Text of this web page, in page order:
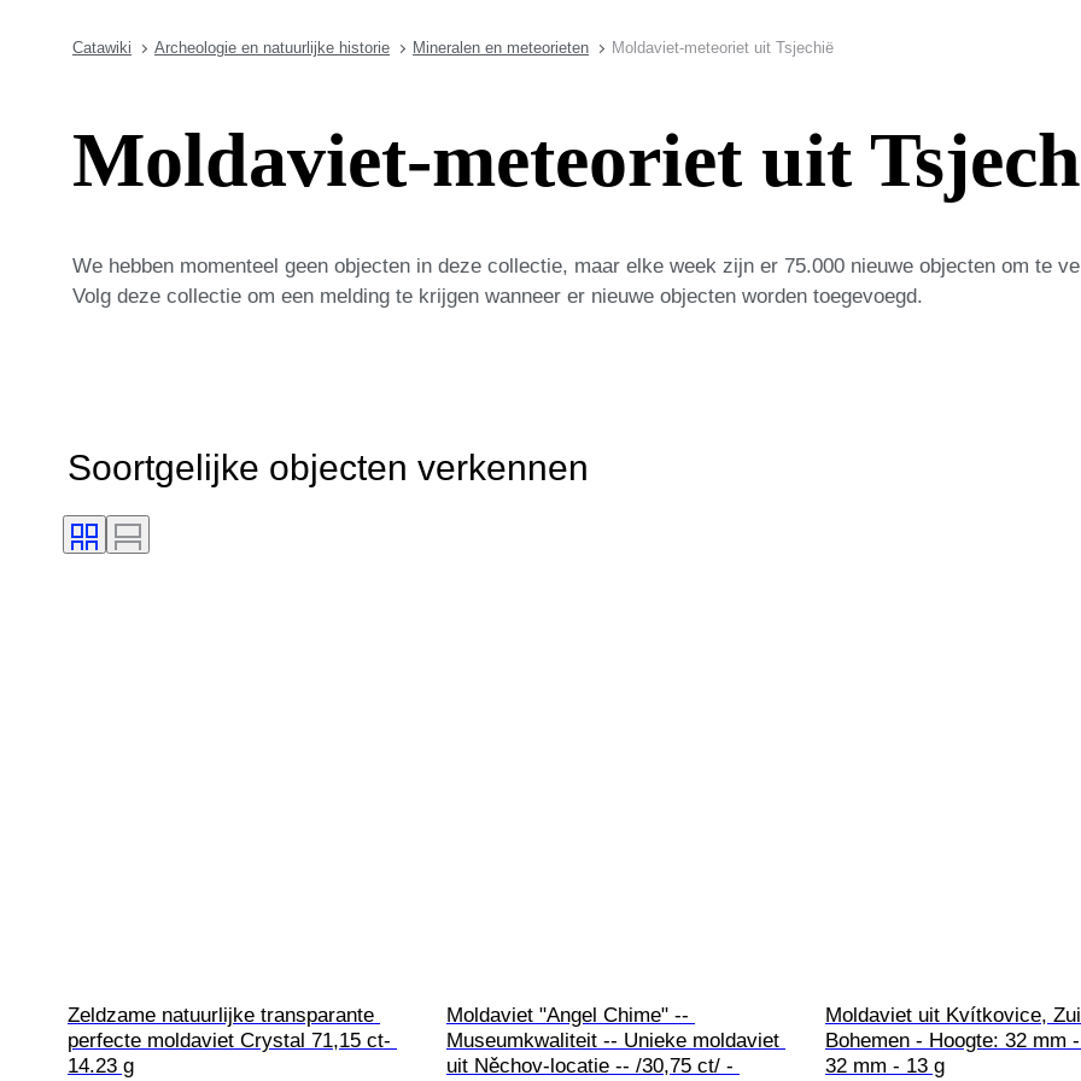
Catawiki Archeologie en natuurlijke historie Mineralen en meteorieten Moldaviet-meteoriet uit Tsjechië
Moldaviet-meteoriet uit
We hebben momenteel geen objecten in deze collectie, maar elke week zijn er 75.000 nieuwe objecten om te
Volg deze collectie om een melding te krijgen wanneer er nieuwe objecten worden toegevoegd.
Soortgelijke objecten verkennen
Zeldzame natuurlijke transparante
perfecte moldaviet Crystal 71,15 ct-
14.23 g
Moldaviet "Angel Chime" --
Museumkwaliteit -- Unieke moldaviet
uit Něchov-locatie -- /30,75 ct/ -
Moldaviet uit Kvítkovice,
Bohemen - Hoogte: 32 mm
32 mm - 13 g